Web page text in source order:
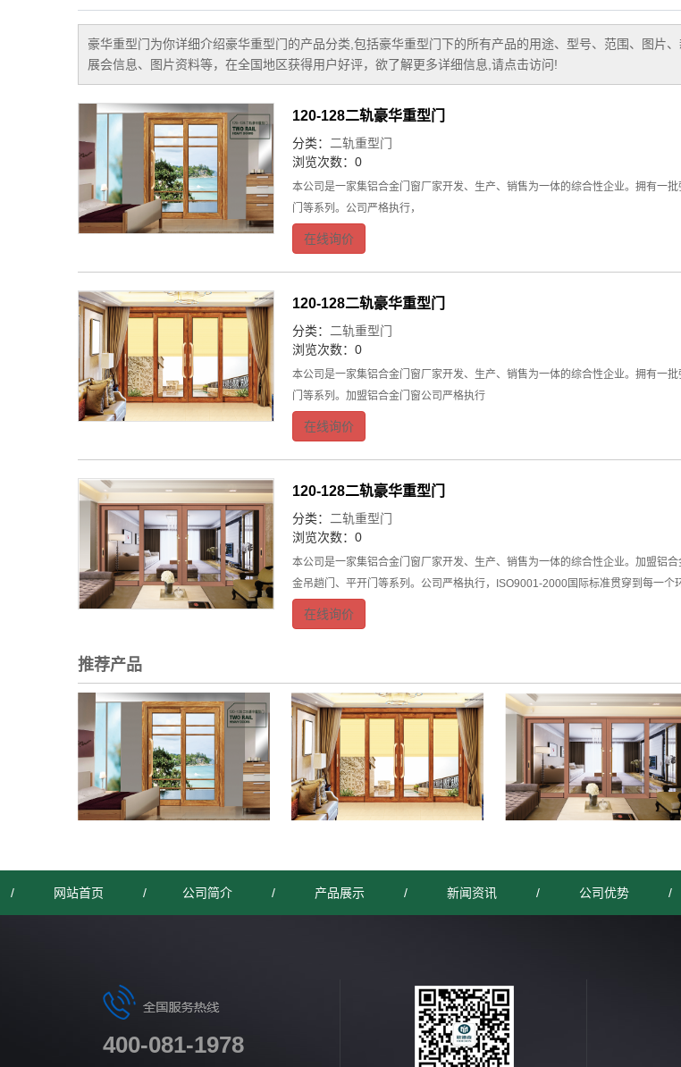
豪华重型门为你详细介绍豪华重型门的产品分类,包括豪华重型门下的所有产品的用途、型号、范围、图片
展会信息、图片资料等，在全国地区获得用户好评，欲了解更多详细信息,请点击访问!
120-128二轨豪华重型门
分类： 二轨重型门
浏览次数：0
本公司是一家集铝合金门窗厂家开发、生产、销售为一体的综合性企业。拥有一
门等系列。公司严格执行，
在线询价
120-128二轨豪华重型门
分类： 二轨重型门
浏览次数：0
本公司是一家集铝合金门窗厂家开发、生产、销售为一体的综合性企业。拥有一
门等系列。加盟铝合金门窗公司严格执行
在线询价
120-128二轨豪华重型门
分类： 二轨重型门
浏览次数：0
本公司是一家集铝合金门窗厂家开发、生产、销售为一体的综合性企业。加盟铝
金吊趟门、平开门等系列。公司严格执行，ISO9001-2000国际标准贯穿到每一个
在线询价
推荐产品
/ 网站首页 / 公司简介 / 产品展示 / 新闻资讯 / 公司优势 /
400-081-1978